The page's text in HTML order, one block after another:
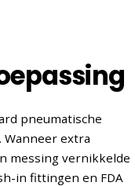
pneumatische
extra
messing vernikkelde
in fittingen en FDA